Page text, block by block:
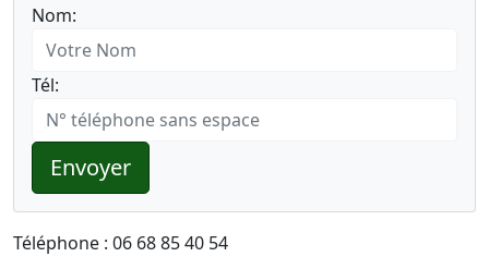
Nom:
Tél:
Envoyer
Téléphone : 06 68 85 40 54